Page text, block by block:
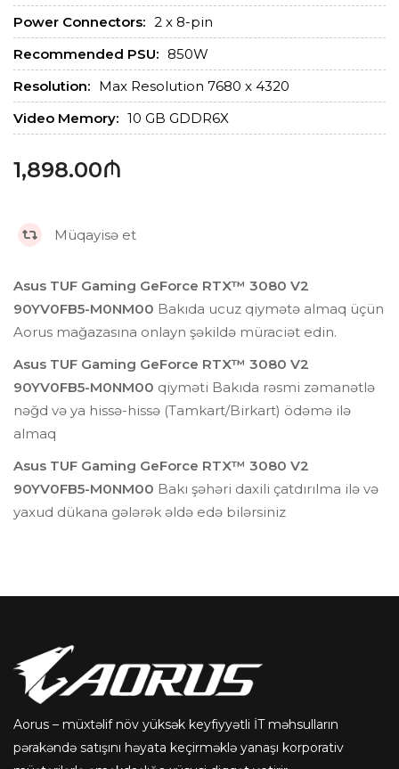
Power Connectors: 2 x 8-pin
Recommended PSU: 850W
Resolution: Max Resolution 7680 x 4320
Video Memory: 10 GB GDDR6X
1,898.00₼
Müqayisə et
Asus TUF Gaming GeForce RTX™ 3080 V2
90YV0FB5-M0NM00 Bakıda ucuz qiymətə almaq üçün
Aorus mağazasına onlayn şəkildə müraciət edin.
Asus TUF Gaming GeForce RTX™ 3080 V2
90YV0FB5-M0NM00 qiyməti Bakıda rəsmi zəmanətlə
nəğd və ya hissə-hissə (Tamkart/Birkart) ödəmə ilə
almaq
Asus TUF Gaming GeForce RTX™ 3080 V2
90YV0FB5-M0NM00 Bakı şəhəri daxili çatdırılma ilə və
yaxud dükana gələrək əldə edə bilərsiniz
Aorus – müxtəlif növ yüksək keyfiyyətli İT məhsulların
pərakəndə satışını həyata keçirməklə yanaşı korporativ